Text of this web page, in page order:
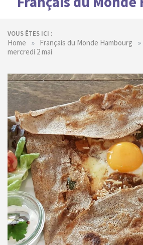
VOUS ÊTES ICI :
Home » Français du Monde Hambourg »
mercredi 2 mai